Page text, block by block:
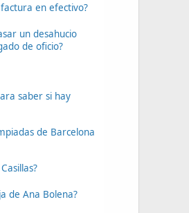
en efectivo?
un desahucio
de oficio?
saber si hay
de Barcelona
de Ana Bolena?